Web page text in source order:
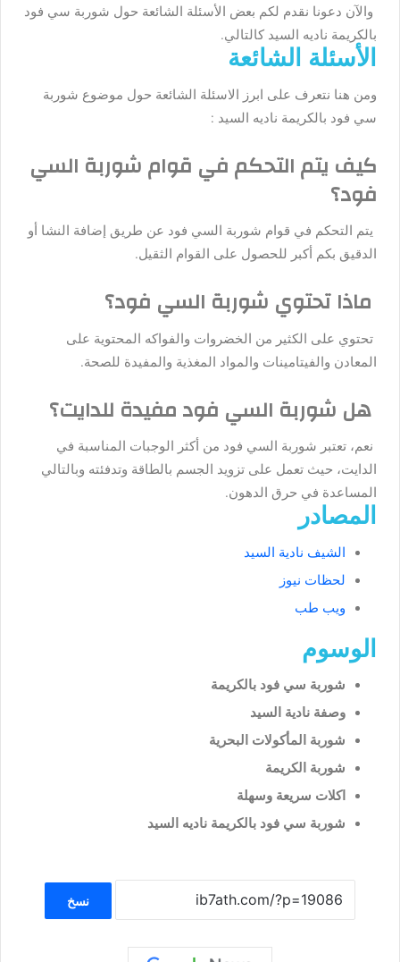
والآن دعونا نقدم لكم بعض الأسئلة الشائعة حول شوربة سي فود
بالكريمة ناديه السيد كالتالي.
الأسئلة الشائعة
ومن هنا نتعرف على ابرز الاسئلة الشائعة حول موضوع شوربة
سي فود بالكريمة ناديه السيد :
كيف يتم التحكم في قوام شوربة السي
فود؟
يتم التحكم في قوام شوربة السي فود عن طريق إضافة النشا أو
الدقيق بكم أكبر للحصول على القوام الثقيل.
ماذا تحتوي شوربة السي فود؟
تحتوي على الكثير من الخضروات والفواكه المحتوية على
المعادن والفيتامينات والمواد المغذية والمفيدة للصحة.
هل شوربة السي فود مفيدة للدايت؟
نعم، تعتبر شوربة السي فود من أكثر الوجبات المناسبة في
الدايت، حيث تعمل على تزويد الجسم بالطاقة وتدفئته وبالتالي
المساعدة في حرق الدهون.
المصادر
الشيف نادية السيد
لحظات نيوز
ويب طب
الوسوم
شوربة سي فود بالكريمة
وصفة نادية السيد
شوربة المأكولات البحرية
شوربة الكريمة
اكلات سريعة وسهلة
شوربة سي فود بالكريمة ناديه السيد
نسخ